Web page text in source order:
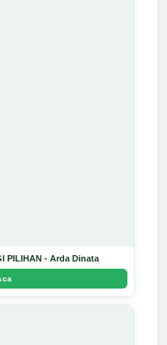
PILIHAN - Arda Dinata